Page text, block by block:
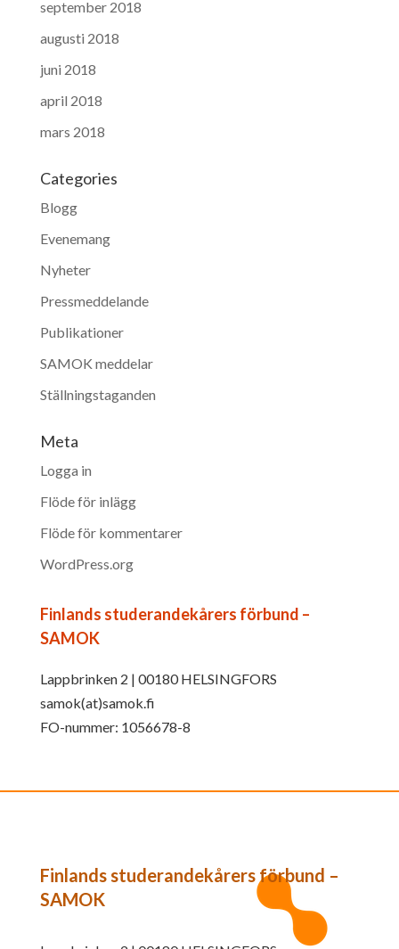
september 2018
augusti 2018
juni 2018
april 2018
mars 2018
Categories
Blogg
Evenemang
Nyheter
Pressmeddelande
Publikationer
SAMOK meddelar
Ställningstaganden
Meta
Logga in
Flöde för inlägg
Flöde för kommentarer
WordPress.org
Finlands studerandekårers förbund –
SAMOK
Lappbrinken 2 | 00180 HELSINGFORS
samok(at)samok.fi
FO-nummer: 1056678-8
Finlands studerandekårers förbund –
SAMOK